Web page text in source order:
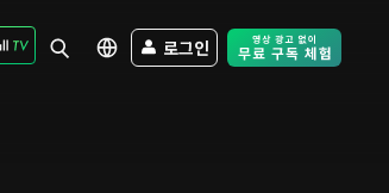
로그인 Free Trial -